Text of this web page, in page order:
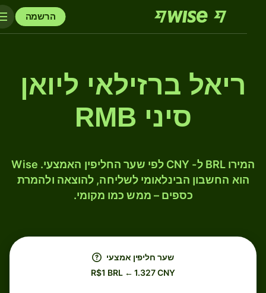
הרשמה
ריאל ברזילאי ליואן
סיני RMB
המירו BRL ל- CNY לפי שער החליפין האמצעי. Wise
הוא החשבון הבינלאומי לשליחה, להוצאה ולהמרת
כספים – ממש כמו מקומי.
שער חליפין אמצעי
R$1 BRL ← 1.327 CNY